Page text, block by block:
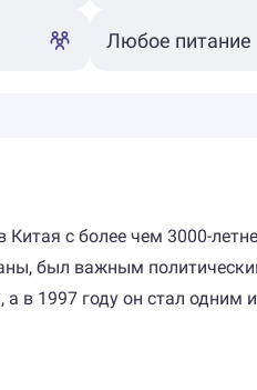
с более чем 3000-
был важным
в 1997 году он стал